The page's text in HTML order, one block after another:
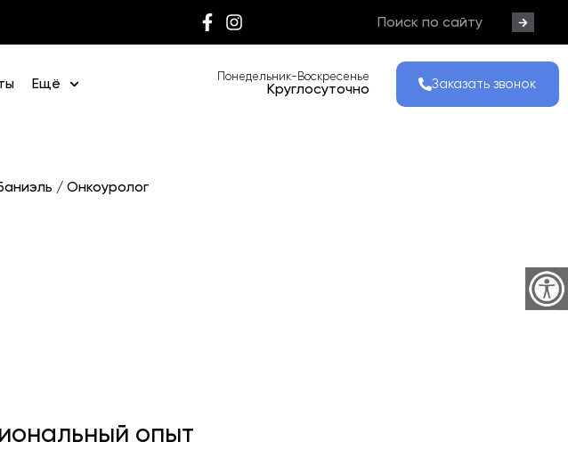
Ещё Понедельник-Воскресенье
Круглосуточно Заказать звонок
/ Онкоуролог
опыт